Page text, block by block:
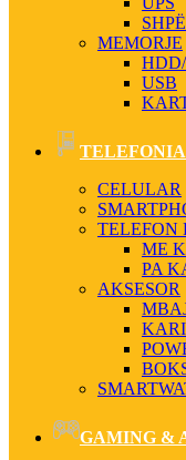
MEMORJE
USB
CELULAR
TELEFON
ME
PA
AKSESOR
GAMING &